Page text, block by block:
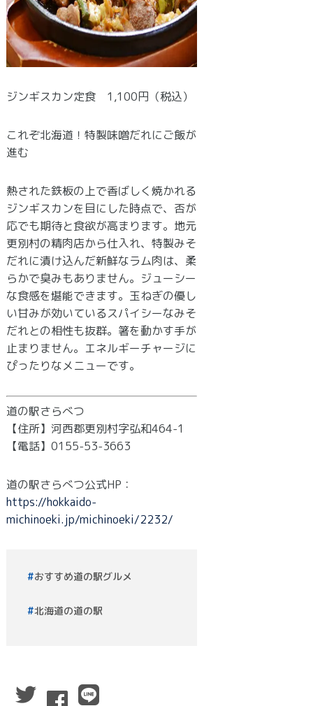
ジンギスカン定食 1,100円（税込）
これぞ北海道！特製味噌だれにご飯が
進む
熱された鉄板の上で香ばしく焼かれる
ジンギスカンを目にした時点で、否が
応でも期待と食欲が高まります。地元
更別村の精肉店から仕入れ、特製みそ
だれに漬け込んだ新鮮なラム肉は、柔
らかで臭みもありません。ジューシー
な食感を堪能できます。玉ねぎの優し
い甘みが効いているスパイシーなみそ
だれとの相性も抜群。箸を動かす手が
止まりません。エネルギーチャージに
ぴったりなメニューです。
道の駅さらべつ
【住所】河西郡更別村字弘和464-1
【電話】0155-53-3663
道の駅さらべつ公式HP：
https://hokkaido-
michinoeki.jp/michinoeki/2232/
おすすめ道の駅グルメ
北海道の道の駅